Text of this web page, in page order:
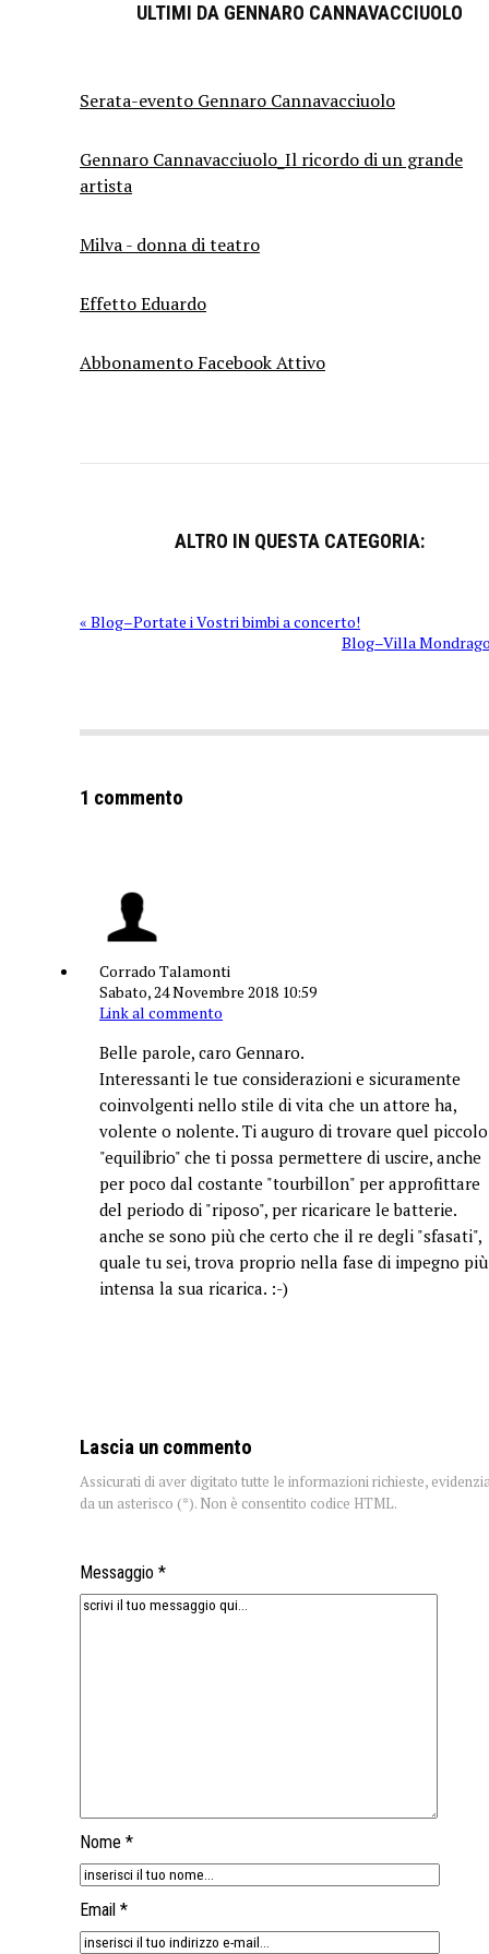
ULTIMI DA GENNARO CANNAVACCIUOLO
Serata-evento Gennaro Cannavacciuolo
Gennaro Cannavacciuolo_Il ricordo di un grande
artista
Milva - donna di teatro
Effetto Eduardo
Abbonamento Facebook Attivo
ALTRO IN QUESTA CATEGORIA:
« Blog–Portate i Vostri bimbi a concerto!
Blog–Villa
1 commento
Corrado Talamonti
Sabato, 24 Novembre 2018 10:59
Link al commento
Belle parole, caro Gennaro.
Interessanti le tue considerazioni e sicuramente
coinvolgenti nello stile di vita che un attore ha,
volente o nolente. Ti auguro di trovare quel piccolo
"equilibrio" che ti possa permettere di uscire, anche
per poco dal costante "tourbillon" per approfittare
del periodo di "riposo", per ricaricare le batterie.
anche se sono più che certo che il re degli "sfasati",
quale tu sei, trova proprio nella fase di impegno più
intensa la sua ricarica. :-)
Lascia un commento
Assicurati di aver digitato tutte le informazioni richieste,
da un asterisco (*). Non è consentito codice HTML.
Messaggio *
Nome *
Email *